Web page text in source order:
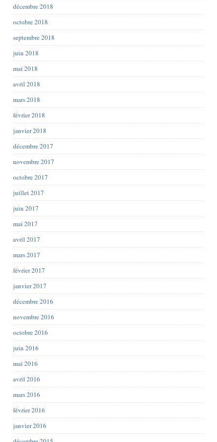
décembre 2018
octobre 2018
septembre 2018
juin 2018
mai 2018
avril 2018
mars 2018
février 2018
janvier 2018
décembre 2017
novembre 2017
octobre 2017
juillet 2017
juin 2017
mai 2017
avril 2017
mars 2017
février 2017
janvier 2017
décembre 2016
novembre 2016
octobre 2016
juin 2016
mai 2016
avril 2016
mars 2016
février 2016
janvier 2016